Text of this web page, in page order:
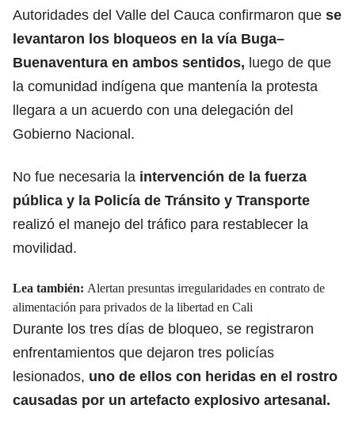
Autoridades del Valle del Cauca confirmaron que se
levantaron los bloqueos en la vía Buga–
Buenaventura en ambos sentidos, luego de que
la comunidad indígena que mantenía la protesta
llegara a un acuerdo con una delegación del
Gobierno Nacional.
No fue necesaria la intervención de la fuerza
pública y la Policía de Tránsito y Transporte
realizó el manejo del tráfico para restablecer la
movilidad.
Lea también: Alertan presuntas irregularidades en contrato de
alimentación para privados de la libertad en Cali
Durante los tres días de bloqueo, se registraron
enfrentamientos que dejaron tres policías
lesionados, uno de ellos con heridas en el rostro
causadas por un artefacto explosivo artesanal.